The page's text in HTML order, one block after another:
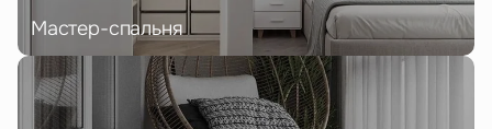
Мастер-спальня